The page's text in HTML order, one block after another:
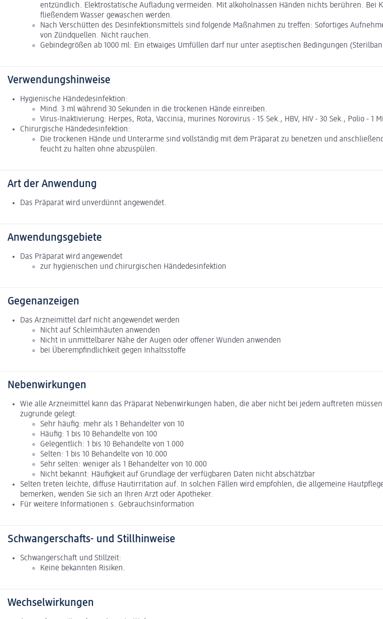
entzündlich. Elektrostatische Aufladung vermeiden. Mit alkoholnassen Händen nichts berühren.
fließendem Wasser gewaschen werden.
Nach Verschütten des Desinfektionsmittels sind folgende Maßnahmen zu treffen: Sofortiges
von Zündquellen. Nicht rauchen.
Gebindegrößen ab 1000 ml: Ein etwaiges Umfüllen darf nur unter aseptischen Bedingungen
Verwendungshinweise
Hygienische Händedesinfektion:
Mind. 3 ml während 30 Sekunden in die trockenen Hände einreiben.
Virus-Inaktivierung: Herpes, Rota, Vaccinia, murines Norovirus - 15 Sek., HBV, HIV - 30 Sek., Polio - 1
Chirurgische Händedesinfektion:
Die trockenen Hände und Unterarme sind vollständig mit dem Präparat zu benetzen und
feucht zu halten ohne abzuspülen.
Art der Anwendung
Das Präparat wird unverdünnt angewendet.
Anwendungsgebiete
Das Präparat wird angewendet
zur hygienischen und chirurgischen Händedesinfektion
Gegenanzeigen
Das Arzneimittel darf nicht angewendet werden
Nicht auf Schleimhäuten anwenden
Nicht in unmittelbarer Nähe der Augen oder offener Wunden anwenden
bei Überempfindlichkeit gegen Inhaltsstoffe
Nebenwirkungen
Wie alle Arzneimittel kann das Präparat Nebenwirkungen haben, die aber nicht bei jedem auftreten
zugrunde gelegt:
Sehr häufig: mehr als 1 Behandelter von 10
Häufig: 1 bis 10 Behandelte von 100
Gelegentlich: 1 bis 10 Behandelte von 1.000
Selten: 1 bis 10 Behandelte von 10.000
Sehr selten: weniger als 1 Behandelter von 10.000
Nicht bekannt: Häufigkeit auf Grundlage der verfügbaren Daten nicht abschätzbar
Selten treten leichte, diffuse Hautirritation auf. In solchen Fällen wird empfohlen, die allgemeine
bemerken, wenden Sie sich an Ihren Arzt oder Apotheker.
Für weitere Informationen s. Gebrauchsinformation
Schwangerschafts- und Stillhinweise
Schwangerschaft und Stillzeit:
Keine bekannten Risiken.
Wechselwirkungen